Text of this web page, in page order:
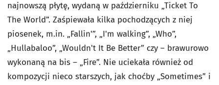
najnowszą płytę, wydaną w październiku „Ticket To
The World”. Zaśpiewała kilka pochodzących z niej
piosenek, m.in. „Fallin'”, „I'm walking”, „Who”,
„Hullabaloo”, „Wouldn't It Be Better” czy – brawurowo
wykonaną na bis – „Fire”. Nie uciekała również od
kompozycji nieco starszych, jak choćby „Sometimes” i